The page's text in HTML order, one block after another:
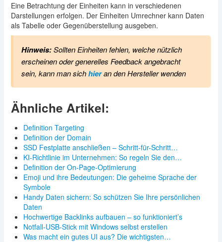
Eine Betrachtung der Einheiten kann in verschiedenen
Darstellungen erfolgen. Der Einheiten Umrechner kann Daten
als Tabelle oder Gegenüberstellung ausgeben.
Hinweis:Sollten Einheiten fehlen, welche nützlich
erscheinen oder generelles Feedback angebracht
sein, kann man sichhieran den Hersteller wenden
Ähnliche Artikel:
Definition Targeting
Definition der Domain
SSD Festplatte anschließen – Schritt-für-Schritt…
KI-Richtlinie im Unternehmen: So regeln Sie den…
Definition der On-Page-Optimierung
Emoji und ihre Bedeutungen: Die geheime Sprache der
Symbole
Handy Daten sichern: So schützen Sie Ihre persönlichen
Daten
Hochwertige Backlinks aufbauen – so funktioniert’s
Notfall-USB-Stick mit Windows selbst erstellen
Was macht ein gutes UI aus? Die wichtigsten…